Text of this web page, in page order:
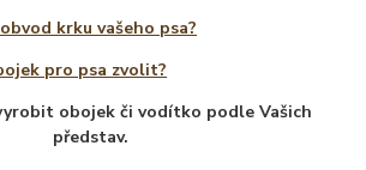
krku vašeho psa?
pro psa zvolit?
obojek či vodítko podle Vašich
představ.